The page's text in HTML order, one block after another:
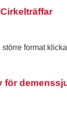
format
för